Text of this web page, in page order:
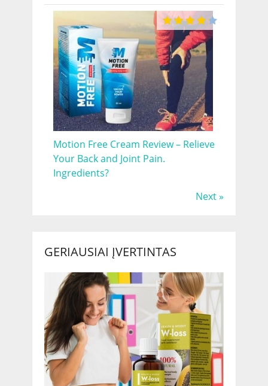
Motion Free Cream Review – Relieve
Your Back and Joint Pain.
Ingredients?
Next »
GERIAUSIAI ĮVERTINTAS